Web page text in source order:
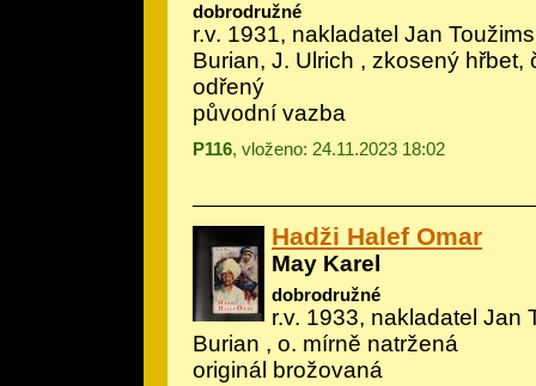
dobrodružné
r.v. 1931, nakladatel Jan
Burian, J. Ulrich , zkosený hřbet,
odřený
původní vazba
P116, vloženo: 24.11.2023 18:02
Hadži Halef Omar
May Karel
dobrodružné
r.v. 1933, nakladatel Jan
Burian , o. mírně natržená
originál brožovaná